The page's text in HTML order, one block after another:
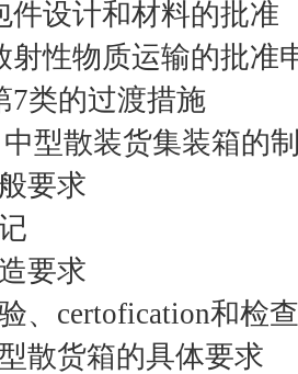
设计和材料的批准
性物质运输的批准
类的过渡措施
型散装货集装箱的
要求
要求
、certofication和检查
散货箱的具体要求